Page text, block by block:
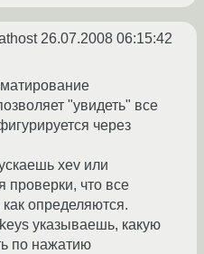
26.07.2008 06:15:42
"увидеть" все
через
xev или
проверки, что все
определяются.
указываешь, какую
по нажатию